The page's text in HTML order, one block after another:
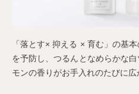
「落とす× 抑える × 育む」の基
を予防し、つるんとなめらかな
モンの香りがお手入れのたびに広